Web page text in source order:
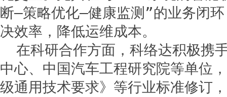
断—策略优化—健康监测”的业务闭
决效率，降低运维成本。
在科研合作方面，科络达积极携
中心、中国汽车工程研究院等单位
级通用技术要求》等行业标准修订